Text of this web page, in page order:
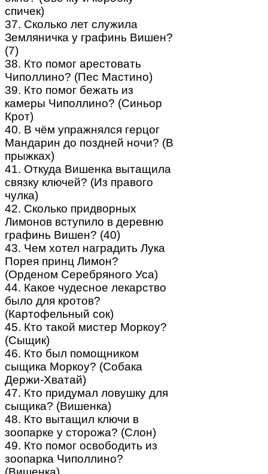
спичек)
37. Сколько лет служила
Земляничка у графинь Вишен?
(7)
38. Кто помог арестовать
Чиполлино? (Пес Мастино)
39. Кто помог бежать из
камеры Чиполлино? (Синьор
Крот)
40. В чём упражнялся герцог
Мандарин до поздней ночи? (В
прыжках)
41. Откуда Вишенка вытащила
связку ключей? (Из правого
чулка)
42. Сколько придворных
Лимонов вступило в деревню
графинь Вишен? (40)
43. Чем хотел наградить Лука
Порея принц Лимон?
(Орденом Серебряного Уса)
44. Какое чудесное лекарство
было для кротов?
(Картофельный сок)
45. Кто такой мистер Моркоу?
(Сыщик)
46. Кто был помощником
сыщика Моркоу? (Собака
Держи-Хватай)
47. Кто придумал ловушку для
сыщика? (Вишенка)
48. Кто вытащил ключи в
зоопарке у сторожа? (Слон)
49. Кто помог освободить из
зоопарка Чиполлино?